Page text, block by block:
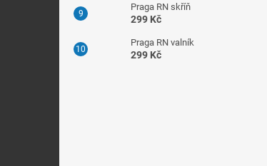
Praga RN skříň
299 Kč
Praga RN valník
299 Kč